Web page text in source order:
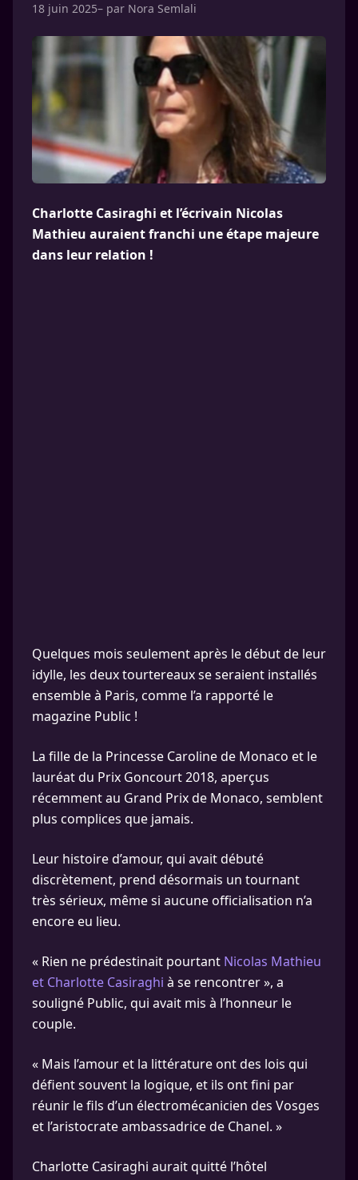
18 juin 2025– par Nora Semlali
Charlotte Casiraghi et l’écrivain Nicolas
Mathieu auraient franchi une étape majeure
dans leur relation !
Quelques mois seulement après le début de leur
idylle, les deux tourtereaux se seraient installés
ensemble à Paris, comme l’a rapporté le
magazine Public !
La fille de la Princesse Caroline de Monaco et le
lauréat du Prix Goncourt 2018, aperçus
récemment au Grand Prix de Monaco, semblent
plus complices que jamais.
Leur histoire d’amour, qui avait débuté
discrètement, prend désormais un tournant
très sérieux, même si aucune officialisation n’a
encore eu lieu.
« Rien ne prédestinait pourtant Nicolas Mathieu
et Charlotte Casiraghi à se rencontrer », a
souligné Public, qui avait mis à l’honneur le
couple.
« Mais l’amour et la littérature ont des lois qui
défient souvent la logique, et ils ont fini par
réunir le fils d’un électromécanicien des Vosges
et l’aristocrate ambassadrice de Chanel. »
Charlotte Casiraghi aurait quitté l’hôtel